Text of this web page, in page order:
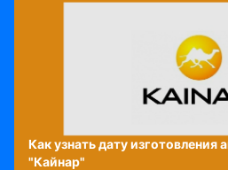
Как узнать дату изготовления
"Кайнар"